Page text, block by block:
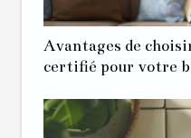
Avantages de
certifié pour votre